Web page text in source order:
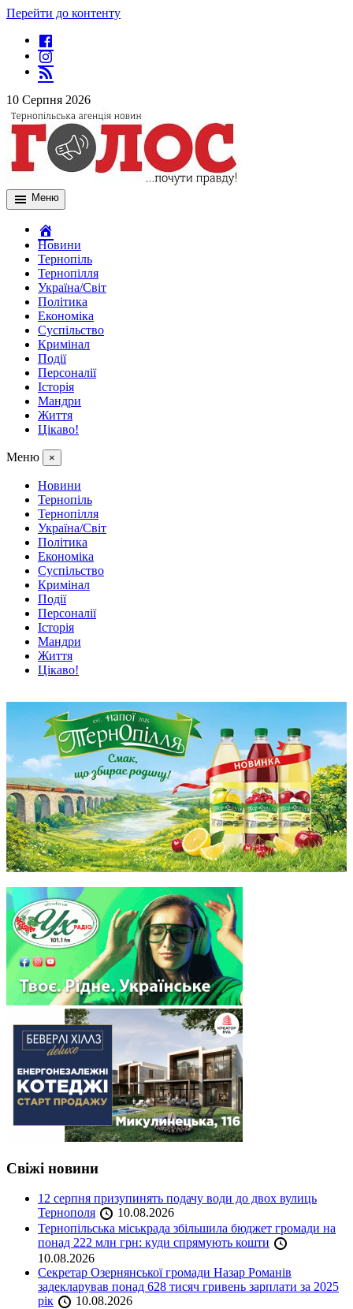
Перейти до контенту
10 Серпня 2026
Меню
Новини
Тернопіль
Тернопілля
Україна/Світ
Політика
Економіка
Суспільство
Кримінал
Події
Персоналії
Історія
Мандри
Життя
Цікаво!
Меню ×
Новини
Тернопіль
Тернопілля
Україна/Світ
Політика
Економіка
Суспільство
Кримінал
Події
Персоналії
Історія
Мандри
Життя
Цікаво!
Свіжі новини
12 серпня призупинять подачу води до двох вулиць
Тернополя
10.08.2026
Тернопільська міськрада збільшила бюджет громади на
понад 222 млн грн: куди спрямують кошти
10.08.2026
Секретар Озернянської громади Назар Романів
задекларував понад 628 тисяч гривень зарплати за 2025
рік
10.08.2026